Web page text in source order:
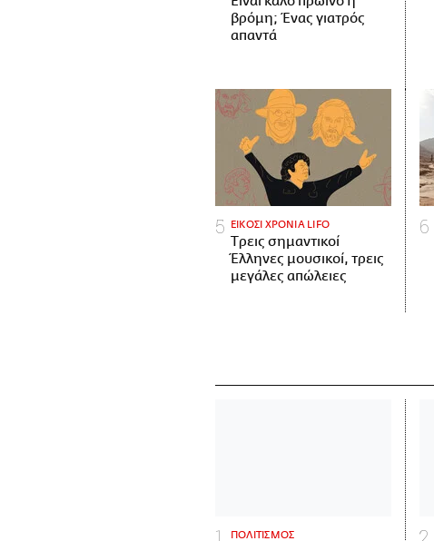
βρόμη; Ένας γιατρός
απαντά
ΕΙΚΟΣΙ ΧΡΟΝΙΑ LIFO
Tρεις σημαντικοί
Έλληνες μουσικοί, τρεις
μεγάλες απώλειες
ΠΟΛΙΤΙΣΜΟΣ